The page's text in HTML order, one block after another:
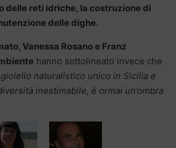
delle reti idriche, la costruzione di
delle dighe.
Vanessa Rosano e Franz
hanno sottolineato invece che
naturalistico unico in Sicilia e
inestimabile, è ormai un’ombra